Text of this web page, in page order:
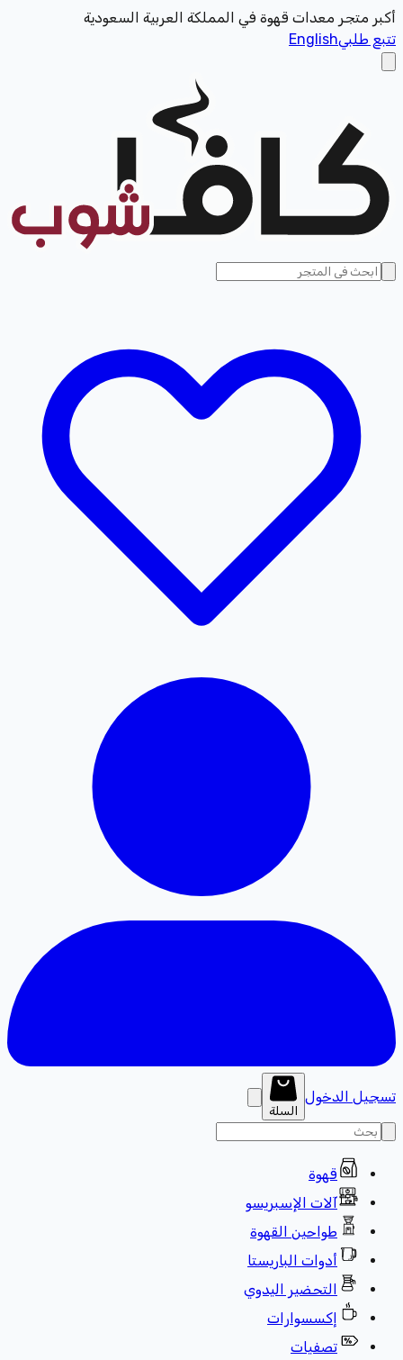
أكبر متجر معدات قهوة في المملكة العربية السعودية
تتبع طلبيEnglish
تسجيل الدخول
السلة
قهوة
آلات الإسبريسو
طواحين القهوة
أدوات الباريستا
التحضير اليدوي
إكسسوارات
تصفيات